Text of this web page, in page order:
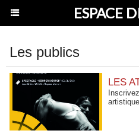
ESPACE
Les publics
LES